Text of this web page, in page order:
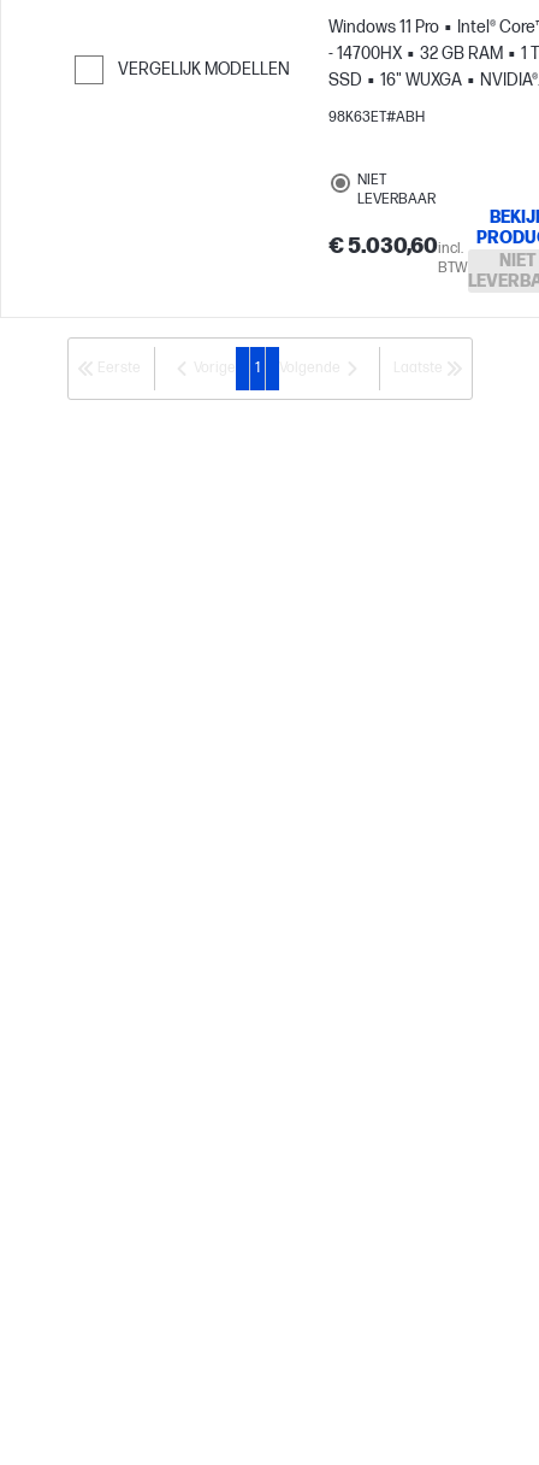
VERGELIJK MODELLEN
Windows 11 Pro
Intel®
- 14700HX
32 GB RAM
1
SSD
16" WUXGA
NVIDIA®
RTX™ 3500 (12 GB)
98K63ET#ABH
NIET
LEVERBAAR
€ 5.030,60incl.
BTW
NIET
1